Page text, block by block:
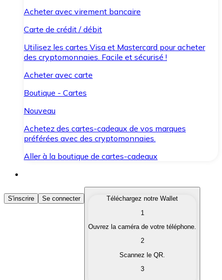
Acheter avec virement bancaire
Carte de crédit / débit
Utilisez les cartes Visa et Mastercard pour acheter
des cryptomonnaies. Facile et sécurisé !
Acheter avec carte
Boutique - Cartes
Nouveau
Achetez des cartes-cadeaux de vos marques
préférées avec des cryptomonnaies.
Aller à la boutique de cartes-cadeaux
Acheter des Cryptomonnaies
Achetez les cryptomonnaies qui vous intéressent
Convertissez vos cryptomonnaies en monnaie
S'inscrire Se connecter
Téléchargez notre Wallet
1
Ouvrez la caméra de votre téléphone.
2
Scannez le QR.
3